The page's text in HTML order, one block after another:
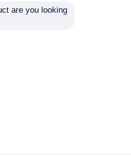
are you looking